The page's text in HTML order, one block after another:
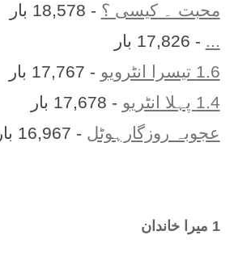
محبت ۔ کیسی ؟ - 18,578 بار
... - 17,826 بار
1.6 تیسرا انٹرویو
- 17,767 بار
1.4 پہلا انٹریو
- 17,678 بار
عجوبہ روزگارہوٹل - 16,967 بار
1 ميرا خاندان